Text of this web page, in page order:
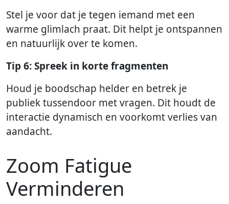
Stel je voor dat je tegen iemand met een
warme glimlach praat. Dit helpt je ontspannen
en natuurlijk over te komen.
Tip 6: Spreek in korte fragmenten
Houd je boodschap helder en betrek je
publiek tussendoor met vragen. Dit houdt de
interactie dynamisch en voorkomt verlies van
aandacht.
Zoom Fatigue
Verminderen